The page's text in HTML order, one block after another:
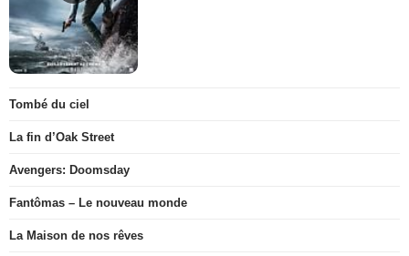
Tombé du ciel
La fin d’Oak Street
Avengers: Doomsday
Fantômas – Le nouveau monde
La Maison de nos rêves